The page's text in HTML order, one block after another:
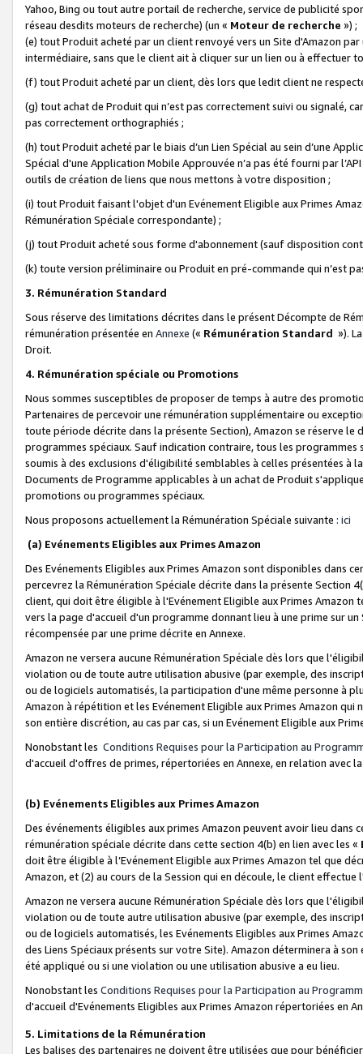
Yahoo, Bing ou tout autre portail de recherche, service de publicité
réseau desdits moteurs de recherche) (un « Moteur de recherche ») ;
(e) tout Produit acheté par un client renvoyé vers un Site d'Amazon
intermédiaire, sans que le client ait à cliquer sur un lien ou à
(f) tout Produit acheté par un client, dès lors que ledit client ne
(g) tout achat de Produit qui n’est pas correctement suivi ou signalé,
pas correctement orthographiés ;
(h) tout Produit acheté par le biais d’un Lien Spécial au sein d’une
Spécial d'une Application Mobile Approuvée n’a pas été fourni par
outils de création de liens que nous mettons à votre disposition ;
(i) tout Produit faisant l'objet d'un Evénement Eligible aux Primes
Rémunération Spéciale correspondante) ;
(j) tout Produit acheté sous forme d'abonnement (sauf disposition
(k) toute version préliminaire ou Produit en pré-commande qui n’est
3. Rémunération Standard
Sous réserve des limitations décrites dans le présent Décompte de
rémunération présentée en Annexe (« Rémunération Standard »).
Droit.
4. Rémunération spéciale ou Promotions
Nous sommes susceptibles de proposer de temps à autre des
Partenaires de percevoir une rémunération supplémentaire ou
toute période décrite dans la présente Section), Amazon se réserve
programmes spéciaux. Sauf indication contraire, tous les
soumis à des exclusions d'éligibilité semblables à celles présentées à
Documents de Programme applicables à un achat de Produit
promotions ou programmes spéciaux.
Nous proposons actuellement la Rémunération Spéciale suivante : ici
(a) Evénements Eligibles aux Primes Amazon
Des Evénements Eligibles aux Primes Amazon sont disponibles dans
percevrez la Rémunération Spéciale décrite dans la présente Section
client, qui doit être éligible à l'Evénement Eligible aux Primes Amazon
vers la page d'accueil d'un programme donnant lieu à une prime sur
récompensée par une prime décrite en Annexe.
Amazon ne versera aucune Rémunération Spéciale dès lors que
violation ou de toute autre utilisation abusive (par exemple, des
ou de logiciels automatisés, la participation d'une même personne à
Amazon à répétition et les Evénement Eligible aux Primes Amazon qui
son entière discrétion, au cas par cas, si un Evénement Eligible aux
Nonobstant les Conditions Requises pour la Participation au
d'accueil d'offres de primes, répertoriées en Annexe, en relation avec
(b) Evénements Eligibles aux Primes Amazon
Des événements éligibles aux primes Amazon peuvent avoir lieu dans
rémunération spéciale décrite dans cette section 4(b) en lien avec les «
doit être éligible à l’Evénement Eligible aux Primes Amazon tel que
Amazon, et (2) au cours de la Session qui en découle, le client
Amazon ne versera aucune Rémunération Spéciale dès lors que
violation ou de toute autre utilisation abusive (par exemple, des
ou de logiciels automatisés, les Evénements Eligibles aux Primes
des Liens Spéciaux présents sur votre Site). Amazon déterminera à
été appliqué ou si une violation ou une utilisation abusive a eu lieu.
Nonobstant les Conditions Requises pour la Participation au
d'accueil d'Evénements Eligibles aux Primes Amazon répertoriées en
5. Limitations de la Rémunération
Les balises des partenaires ne doivent être utilisées que pour